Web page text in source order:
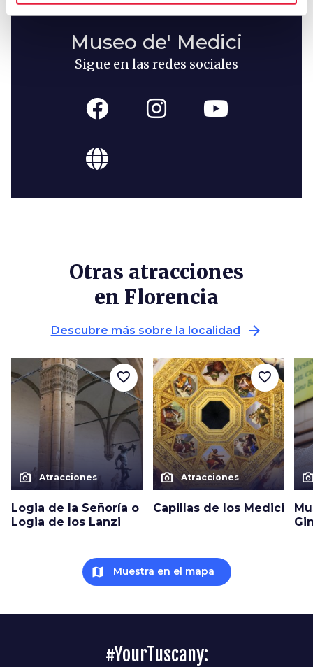
Museo de' Medici
Sigue en las redes sociales
Otras atracciones
en Florencia
Descubre más sobre la localidad arrow_forward
photo_camera Atracciones
Logia de la Señoría o
Logia de los Lanzi
favorite_border
photo_camera Atracciones
Capillas de los Medici
favorite_border
map Muestra en el mapa
#YourTuscany: